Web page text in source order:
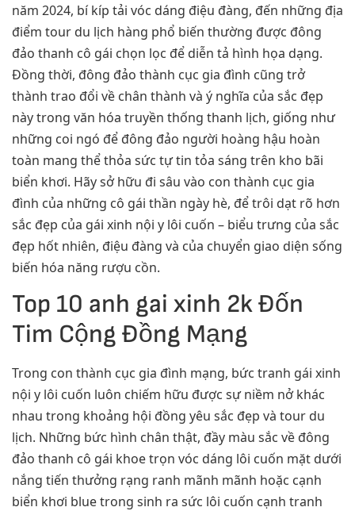
năm 2024, bí kíp tải vóc dáng điệu đàng, đến những địa
điểm tour du lịch hàng phổ biến thường được đông
đảo thanh cô gái chọn lọc để diễn tả hình họa dạng.
Đồng thời, đông đảo thành cục gia đình cũng trở
thành trao đổi về chân thành và ý nghĩa của sắc đẹp
này trong văn hóa truyền thống thanh lịch, giống như
những coi ngó để đông đảo người hoàng hậu hoàn
toàn mang thể thỏa sức tự tin tỏa sáng trên kho bãi
biển khơi. Hãy sở hữu đi sâu vào con thành cục gia
đình của những cô gái thần ngày hè, để trôi dạt rõ hơn
sắc đẹp của gái xinh nội y lôi cuốn – biểu trưng của sắc
đẹp hốt nhiên, điệu đàng và của chuyển giao diện sống
biến hóa năng rượu cồn.
Top 10 anh gai xinh 2k Đốn
Tim Cộng Đồng Mạng
Trong con thành cục gia đình mạng, bức tranh gái xinh
nội y lôi cuốn luôn chiếm hữu được sự niềm nở khác
nhau trong khoảng hội đồng yêu sắc đẹp và tour du
lịch. Những bức hình chân thật, đầy màu sắc về đông
đảo thanh cô gái khoe trọn vóc dáng lôi cuốn mặt dưới
nắng tiến thưởng rạng ranh mãnh mãnh hoặc cạnh
biển khơi blue trong sinh ra sức lôi cuốn cạnh tranh